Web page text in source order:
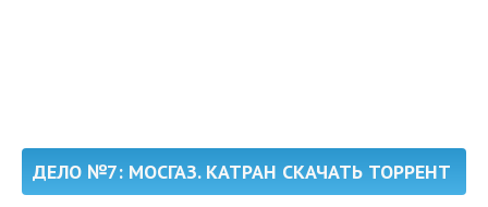
ДЕЛО №7: МОСГАЗ. КАТРАН СКАЧАТЬ ТОРРЕНТ